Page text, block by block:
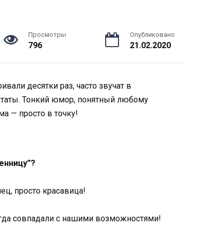
Просмотры
796
Опубликовано
21.02.2020
десятки раз, часто звучат в
Тонкий юмор, понятный любому
— просто в точку!
просто красавица!
совпадали с нашими возможностями!